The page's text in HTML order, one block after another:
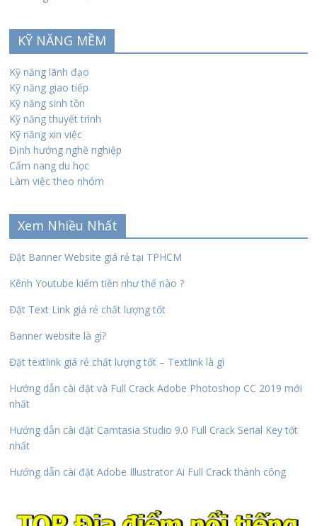
KỸ NĂNG MỀM
Kỹ năng lãnh đạo
Kỹ năng giao tiếp
Kỹ năng sinh tồn
Kỹ năng thuyết trình
Kỹ năng xin việc
Định hướng nghề nghiệp
Cẩm nang du học
Làm việc theo nhóm
Xem Nhiều Nhất
Đặt Banner Website giá rẻ tại TPHCM
Kênh Youtube kiếm tiền như thế nào ?
Đặt Text Link giá rẻ chất lượng tốt
Banner website là gì?
Đặt textlink giá rẻ chất lượng tốt – Textlink là gì
Hướng dẫn cài đặt và Full Crack Adobe Photoshop CC 2019 mới
nhất
Hướng dẫn cài đặt Camtasia Studio 9.0 Full Crack Serial Key tốt
nhất
Hướng dẫn cài đặt Adobe Illustrator Ai Full Crack thành công